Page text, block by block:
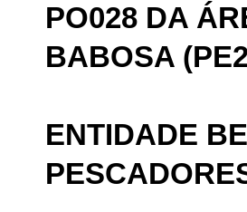
PO028 DA
BABOSA
ENTIDADE